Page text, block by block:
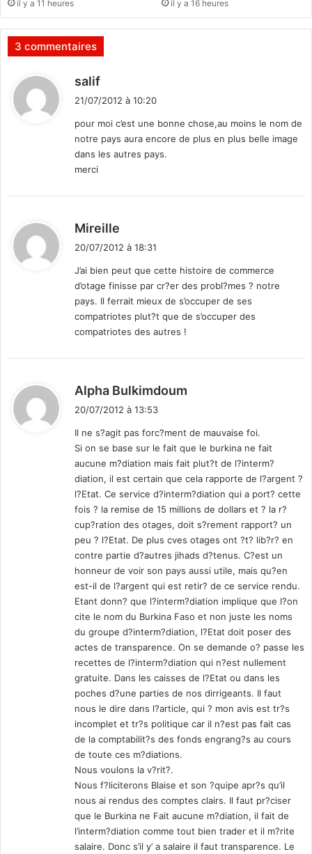
a
r
o
il y a 11 heures il y a 16 heures
3 commentaires
salif
i
:
21/07/2012 à 10:20
pour moi c’est une bonne chose,au moins le nom de
notre pays aura encore de plus en plus belle image
dans les autres pays.
merci
Mireille
i
:
20/07/2012 à 18:31
J’ai bien peut que cette histoire de commerce
d’otage finisse par cr?er des probl?mes ? notre
pays. Il ferrait mieux de s’occuper de ses
compatriotes plut?t que de s’occuper des
compatriotes des autres !
Alpha Bulkimdoum
:
20/07/2012 à 13:53
Il ne s?agit pas forc?ment de mauvaise foi.
Si on se base sur le fait que le burkina ne fait
aucune m?diation mais fait plut?t de l?interm?
diation, il est certain que cela rapporte de l?argent ?
l?Etat. Ce service d?interm?diation qui a port? cette
fois ? la remise de 15 millions de dollars et ? la r?
cup?ration des otages, doit s?rement rapport? un
peu ? l?Etat. De plus cves otages ont ?t? lib?r? en
contre partie d?autres jihads d?tenus. C?est un
honneur de voir son pays aussi utile, mais qu?en
est-il de l?argent qui est retir? de ce service rendu.
Etant donn? que l?interm?diation implique que l?on
cite le nom du Burkina Faso et non juste les noms
du groupe d?interm?diation, l?Etat doit poser des
actes de transparence. On se demande o? passe les
recettes de l?interm?diation qui n?est nullement
gratuite. Dans les caisses de l?Etat ou dans les
poches d?une parties de nos dirrigeants. Il faut
nous le dire dans l?article, qui ? mon avis est tr?s
incomplet et tr?s politique car il n?est pas fait cas
de la comptabilit?s des fonds engrang?s au cours
de toute ces m?diations.
Nous voulons la v?rit?.
Nous f?liciterons Blaise et son ?quipe apr?s qu’il
nous ai rendus des comptes clairs. Il faut pr?ciser
que le Burkina ne Fait aucune m?diation, il fait de
l’interm?diation comme tout bien trader et il m?rite
salaire. Donc s’il y’ a salaire il faut transparence. Le